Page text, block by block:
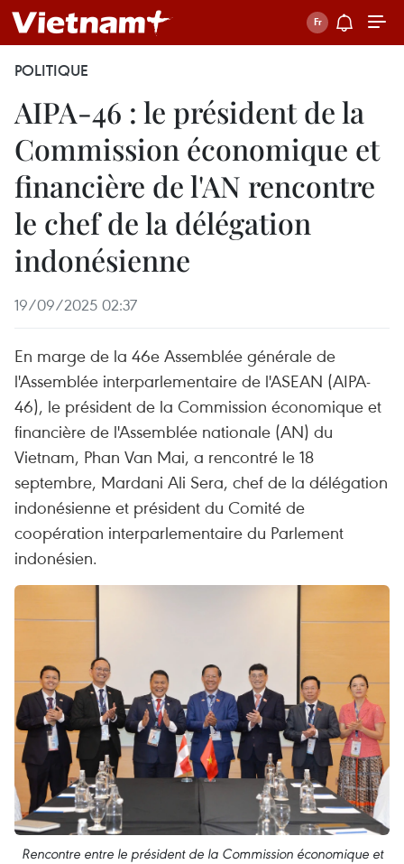
POLITIQUE
AIPA-46 : le président de la
Commission économique et
financière de l'AN rencontre
le chef de la délégation
indonésienne
19/09/2025 02:37
En marge de la 46e Assemblée générale de
l'Assemblée interparlementaire de l'ASEAN (AIPA-
46), le président de la Commission économique et
financière de l'Assemblée nationale (AN) du
Vietnam, Phan Van Mai, a rencontré le 18
septembre, Mardani Ali Sera, chef de la délégation
indonésienne et président du Comité de
coopération interparlementaire du Parlement
indonésien.
Rencontre entre le président de la Commission économique et